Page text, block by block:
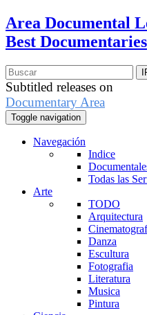
Area Documental
Best Documentaries
Subtitled releases on
Documentary Area
Toggle navigation
Navegación
Indice
Todas las
Arte
TODO
Arquitectura
Danza
Escultura
Fotografia
Literatura
Musica
Pintura